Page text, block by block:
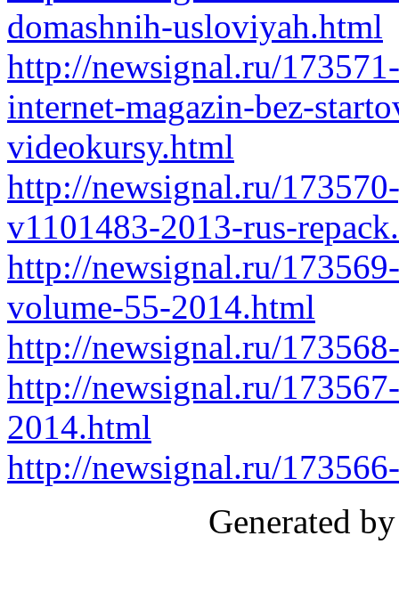
domashnih-usloviyah.html
http://newsignal.ru/
internet-magazin-bez-
videokursy.html
http://newsignal.ru/
v1101483-2013-rus-
http://newsignal.ru/
volume-55-2014.html
http://newsignal.ru/
http://newsignal.ru/
2014.html
http://newsignal.ru/
Generated